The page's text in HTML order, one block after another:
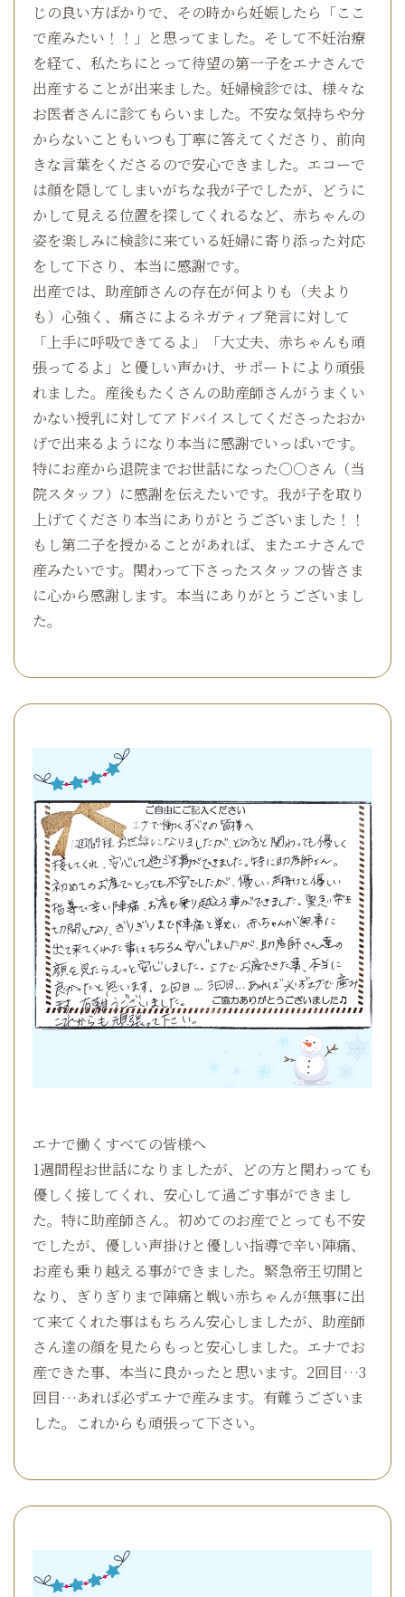
じの良い方ばかりで、その時から妊娠したら「ここ
で産みたい！！」と思ってました。そして不妊治療
を経て、私たちにとって待望の第一子をエナさんで
出産することが出来ました。妊婦検診では、様々な
お医者さんに診てもらいました。不安な気持ちや分
からないこともいつも丁寧に答えてくださり、前向
きな言葉をくださるので安心できました。エコーで
は顔を隠してしまいがちな我が子でしたが、どうに
かして見える位置を探してくれるなど、赤ちゃんの
姿を楽しみに検診に来ている妊婦に寄り添った対応
をして下さり、本当に感謝です。
出産では、助産師さんの存在が何よりも（夫より
も）心強く、痛さによるネガティブ発言に対して
「上手に呼吸できてるよ」「大丈夫、赤ちゃんも頑
張ってるよ」と優しい声かけ、サポートにより頑張
れました。産後もたくさんの助産師さんがうまくい
かない授乳に対してアドバイスしてくださったおか
げで出来るようになり本当に感謝でいっぱいです。
特にお産から退院までお世話になった○○さん（当
院スタッフ）に感謝を伝えたいです。我が子を取り
上げてくださり本当にありがとうございました！！
もし第二子を授かることがあれば、またエナさんで
産みたいです。関わって下さったスタッフの皆さま
に心から感謝します。本当にありがとうございまし
た。
エナで働くすべての皆様へ
1週間程お世話になりましたが、どの方と関わっても
優しく接してくれ、安心して過ごす事ができまし
た。特に助産師さん。初めてのお産でとっても不安
でしたが、優しい声掛けと優しい指導で辛い陣痛、
お産も乗り越える事ができました。緊急帝王切開と
なり、ぎりぎりまで陣痛と戦い赤ちゃんが無事に出
て来てくれた事はもちろん安心しましたが、助産師
さん達の顔を見たらもっと安心しました。エナでお
産できた事、本当に良かったと思います。2回目…3
回目…あれば必ずエナで産みます。有難うございま
した。これからも頑張って下さい。